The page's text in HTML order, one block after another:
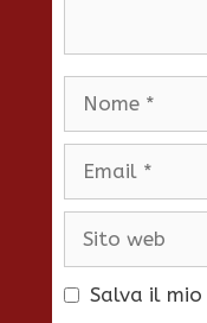
Salva il